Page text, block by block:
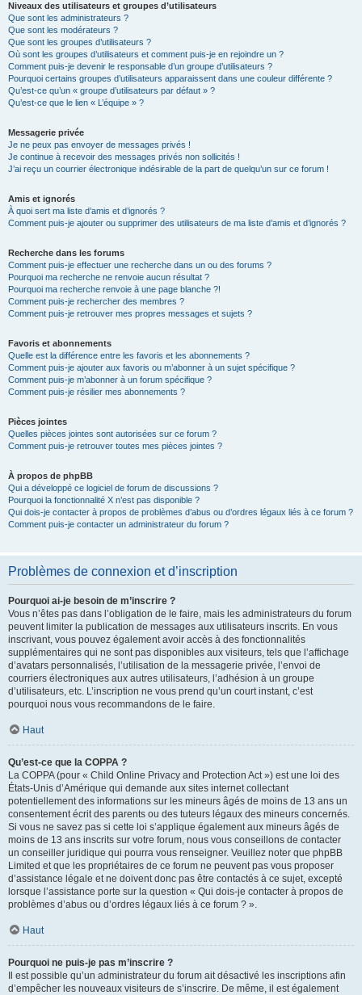
Niveaux des utilisateurs et groupes d’utilisateurs
Que sont les administrateurs ?
Que sont les modérateurs ?
Que sont les groupes d’utilisateurs ?
Où sont les groupes d’utilisateurs et comment puis-je en rejoindre un ?
Comment puis-je devenir le responsable d’un groupe d’utilisateurs ?
Pourquoi certains groupes d’utilisateurs apparaissent dans une couleur différente ?
Qu’est-ce qu’un « groupe d’utilisateurs par défaut » ?
Qu’est-ce que le lien « L’équipe » ?
Messagerie privée
Je ne peux pas envoyer de messages privés !
Je continue à recevoir des messages privés non sollicités !
J’ai reçu un courrier électronique indésirable de la part de quelqu’un sur ce forum !
Amis et ignorés
À quoi sert ma liste d’amis et d’ignorés ?
Comment puis-je ajouter ou supprimer des utilisateurs de ma liste d’amis et d’ignorés ?
Recherche dans les forums
Comment puis-je effectuer une recherche dans un ou des forums ?
Pourquoi ma recherche ne renvoie aucun résultat ?
Pourquoi ma recherche renvoie à une page blanche ?!
Comment puis-je rechercher des membres ?
Comment puis-je retrouver mes propres messages et sujets ?
Favoris et abonnements
Quelle est la différence entre les favoris et les abonnements ?
Comment puis-je ajouter aux favoris ou m’abonner à un sujet spécifique ?
Comment puis-je m’abonner à un forum spécifique ?
Comment puis-je résilier mes abonnements ?
Pièces jointes
Quelles pièces jointes sont autorisées sur ce forum ?
Comment puis-je retrouver toutes mes pièces jointes ?
À propos de phpBB
Qui a développé ce logiciel de forum de discussions ?
Pourquoi la fonctionnalité X n’est pas disponible ?
Qui dois-je contacter à propos de problèmes d’abus ou d’ordres légaux liés à ce forum ?
Comment puis-je contacter un administrateur du forum ?
Problèmes de connexion et d’inscription
Pourquoi ai-je besoin de m’inscrire ?
Vous n’êtes pas dans l’obligation de le faire, mais les administrateurs du forum
peuvent limiter la publication de messages aux utilisateurs inscrits. En vous
inscrivant, vous pouvez également avoir accès à des fonctionnalités
supplémentaires qui ne sont pas disponibles aux visiteurs, tels que l’affichage
d’avatars personnalisés, l’utilisation de la messagerie privée, l’envoi de
courriers électroniques aux autres utilisateurs, l’adhésion à un groupe
d’utilisateurs, etc. L’inscription ne vous prend qu’un court instant, c’est
pourquoi nous vous recommandons de le faire.
Haut
Qu’est-ce que la COPPA ?
La COPPA (pour « Child Online Privacy and Protection Act ») est une loi des
États-Unis d’Amérique qui demande aux sites internet collectant
potentiellement des informations sur les mineurs âgés de moins de 13 ans un
consentement écrit des parents ou des tuteurs légaux des mineurs concernés.
Si vous ne savez pas si cette loi s’applique également aux mineurs âgés de
moins de 13 ans inscrits sur votre forum, nous vous conseillons de contacter
un conseiller juridique qui pourra vous renseigner. Veuillez noter que phpBB
Limited et que les propriétaires de ce forum ne peuvent pas vous proposer
d’assistance légale et ne doivent donc pas être contactés à ce sujet, excepté
lorsque l’assistance porte sur la question « Qui dois-je contacter à propos de
problèmes d’abus ou d’ordres légaux liés à ce forum ? ».
Haut
Pourquoi ne puis-je pas m’inscrire ?
Il est possible qu’un administrateur du forum ait désactivé les inscriptions afin
d’empêcher les nouveaux visiteurs de s’inscrire. De même, il est également